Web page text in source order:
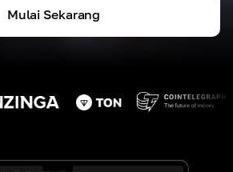
Mulai Sekarang